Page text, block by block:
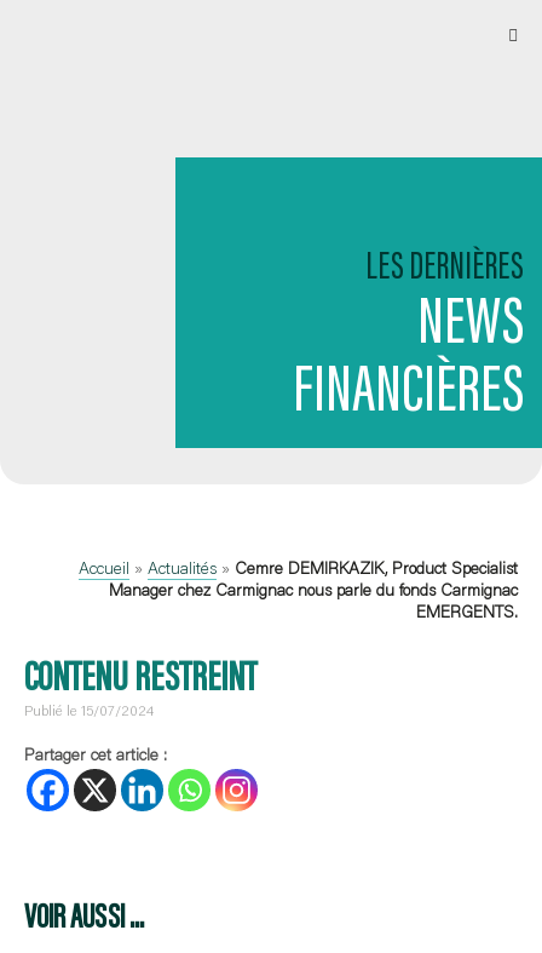
LES DERNIÈRES
NEWS
FINANCIÈRES
Accueil » Actualités » Cemre DEMIRKAZIK, Product Specialist
Manager chez Carmignac nous parle du fonds Carmignac
EMERGENTS.
CONTENU RESTREINT
Publié le 15/07/2024
Partager cet article :
VOIR AUSSI ...